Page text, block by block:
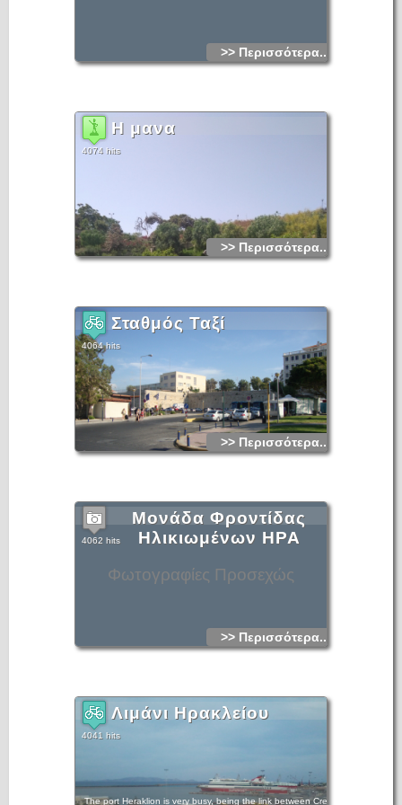
>> Περισσότερα...
Η μανα
4074 hits
>> Περισσότερα...
Σταθμός Ταξί
4064 hits
>> Περισσότερα...
Φωτογραφίες Προσεχώς
Μονάδα Φροντίδας
Ηλικιωμένων ΗΡΑ
4062 hits
>> Περισσότερα...
Λιμάνι Ηρακλείου
4041 hits
The port Heraklion is very busy, being the link between Crete